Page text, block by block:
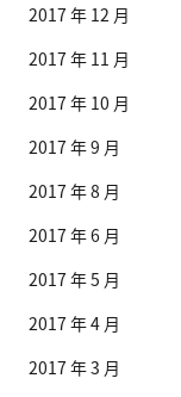
2017 年 12 月
2017 年 11 月
2017 年 10 月
2017 年 9 月
2017 年 8 月
2017 年 6 月
2017 年 5 月
2017 年 4 月
2017 年 3 月